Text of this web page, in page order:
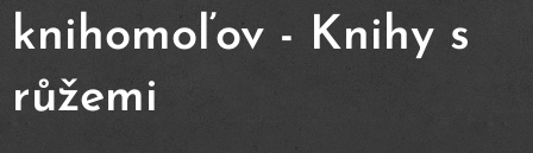
knihomoľov - Knihy s
růžemi